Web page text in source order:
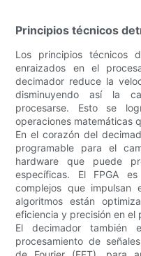
Principios técnicos
Los principios técnicos
enraizados en el
decimador reduce la
disminuyendo así la
procesarse. Esto se
operaciones matemáticas
En el corazón del
programable para el
hardware que puede
específicas. El FPGA
complejos que impulsan
algoritmos están
eficiencia y precisión en el
El decimador también
procesamiento de